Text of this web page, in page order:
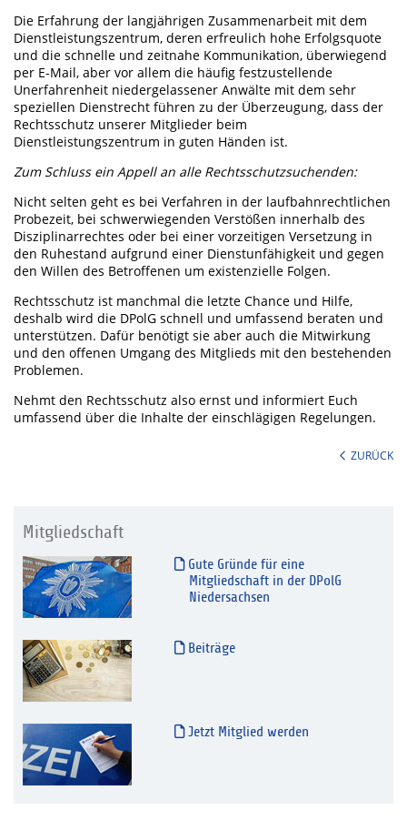
Die Erfahrung der langjährigen Zusammenarbeit mit dem
Dienstleistungszentrum, deren erfreulich hohe Erfolgsquote
und die schnelle und zeitnahe Kommunikation, überwiegend
per E-Mail, aber vor allem die häufig festzustellende
Unerfahrenheit niedergelassener Anwälte mit dem sehr
speziellen Dienstrecht führen zu der Überzeugung, dass der
Rechtsschutz unserer Mitglieder beim
Dienstleistungszentrum in guten Händen ist.
Zum Schluss ein Appell an alle Rechtsschutzsuchenden:
Nicht selten geht es bei Verfahren in der laufbahnrechtlichen
Probezeit, bei schwerwiegenden Verstößen innerhalb des
Disziplinarrechtes oder bei einer vorzeitigen Versetzung in
den Ruhestand aufgrund einer Dienstunfähigkeit und gegen
den Willen des Betroffenen um existenzielle Folgen.
Rechtsschutz ist manchmal die letzte Chance und Hilfe,
deshalb wird die DPolG schnell und umfassend beraten und
unterstützen. Dafür benötigt sie aber auch die Mitwirkung
und den offenen Umgang des Mitglieds mit den bestehenden
Problemen.
Nehmt den Rechtsschutz also ernst und informiert Euch
umfassend über die Inhalte der einschlägigen Regelungen.
ZURÜCK
Mitgliedschaft
Gute Gründe für eine
Mitgliedschaft in der DPolG
Niedersachsen
Beiträge
Jetzt Mitglied werden